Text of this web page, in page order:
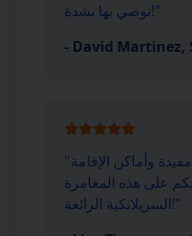
نوصي بها بشدة!"
- David Martinez,
"وأماكن الإقامة
على هذه المغامرة
السريلانكية الرائعة!"